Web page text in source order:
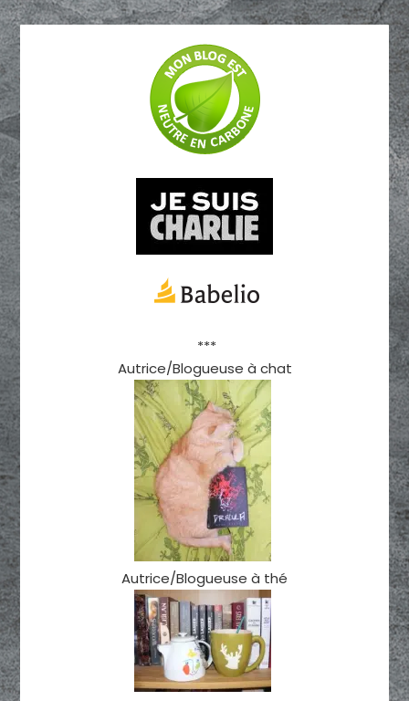
***
Autrice/Blogueuse à chat
Autrice/Blogueuse à thé